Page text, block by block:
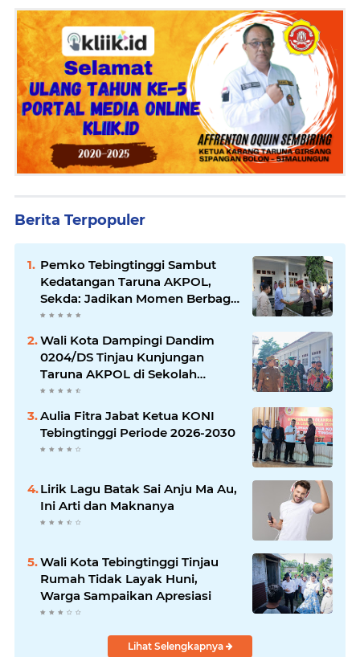
Berita Terpopuler
Pemko Tebingtinggi Sambut
Kedatangan Taruna AKPOL,
Sekda: Jadikan Momen Berbagi
Ilmu
Wali Kota Dampingi Dandim
0204/DS Tinjau Kunjungan
Taruna AKPOL di Sekolah
Rakyat Tebingtinggi
Aulia Fitra Jabat Ketua KONI
Tebingtinggi Periode 2026-2030
Lirik Lagu Batak Sai Anju Ma Au,
Ini Arti dan Maknanya
Wali Kota Tebingtinggi Tinjau
Rumah Tidak Layak Huni,
Warga Sampaikan Apresiasi
Lihat Selengkapnya